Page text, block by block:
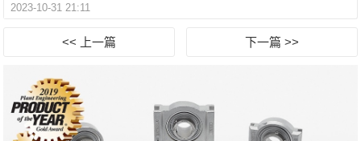
2023-10-31 21:11
<< 上一篇 下一篇 >>